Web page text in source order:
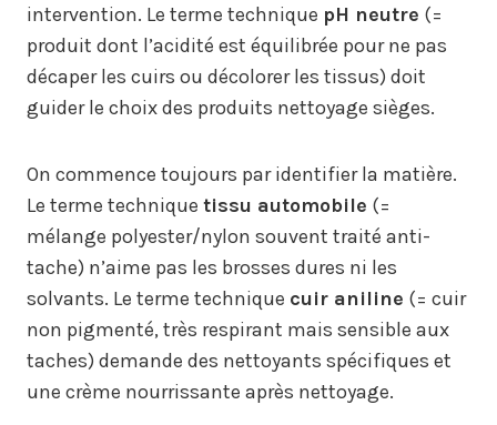
intervention. Le terme technique pH neutre (=
produit dont l’acidité est équilibrée pour ne pas
décaper les cuirs ou décolorer les tissus) doit
guider le choix des produits nettoyage sièges.
On commence toujours par identifier la matière.
Le terme technique tissu automobile (=
mélange polyester/nylon souvent traité anti-
tache) n’aime pas les brosses dures ni les
solvants. Le terme technique cuir aniline (= cuir
non pigmenté, très respirant mais sensible aux
taches) demande des nettoyants spécifiques et
une crème nourrissante après nettoyage.